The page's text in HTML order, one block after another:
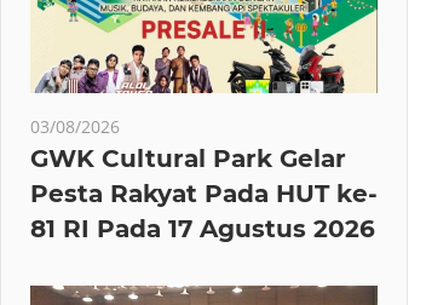
03/08/2026
GWK Cultural Park Gelar
Pesta Rakyat Pada HUT ke-
81 RI Pada 17 Agustus 2026